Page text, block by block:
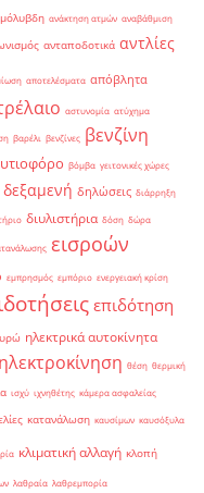
ανάκτηση ατμών αναβάθμιση
ανταποδοτικά αντλίες
αποτελέσματα απόβλητα
αστυνομία ατύχημα
βαρέλι βενζίνες βενζίνη
βόμβα γειτονικές χώρες
δεξαμενή δηλώσεις διάρρηξη
διυλιστήρια δόση δώρα
εισροών
εμπρησμός εμπόριο ενεργειακή κρίση
επιδότηση
ηλεκτρικά αυτοκίνητα
ηλεκτροκίνηση θέση θερμική
ισχύ ιχνηθέτης κάμερα ασφαλείας
κατανάλωση καυσίμων καυσόξυλα
κλιματική αλλαγή κλοπή
λαθραία λαθρεμπορία